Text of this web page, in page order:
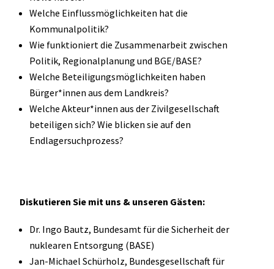
Welche Einflussmöglichkeiten hat die
Kommunalpolitik?
Wie funktioniert die Zusammenarbeit zwischen
Politik, Regionalplanung und BGE/BASE?
Welche Beteiligungsmöglichkeiten haben
Bürger*innen aus dem Landkreis?
Welche Akteur*innen aus der Zivilgesellschaft
beteiligen sich? Wie blicken sie auf den
Endlagersuchprozess?
Diskutieren Sie mit uns & unseren Gästen:
Dr. Ingo Bautz, Bundesamt für die Sicherheit der
nuklearen Entsorgung (BASE)
Jan-Michael Schürholz, Bundesgesellschaft für